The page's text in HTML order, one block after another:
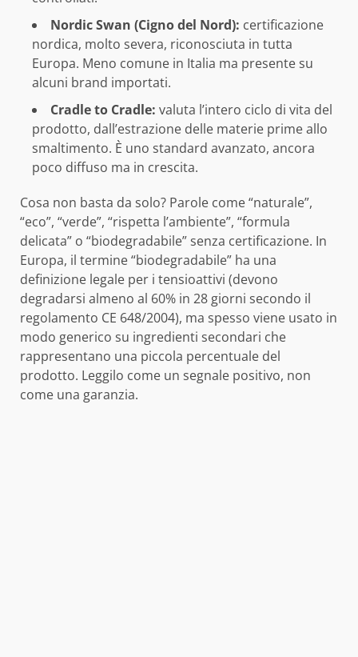
Nordic Swan (Cigno del Nord): certificazione
nordica, molto severa, riconosciuta in tutta
Europa. Meno comune in Italia ma presente su
alcuni brand importati.
Cradle to Cradle: valuta l’intero ciclo di vita del
prodotto, dall’estrazione delle materie prime allo
smaltimento. È uno standard avanzato, ancora
poco diffuso ma in crescita.
Cosa non basta da solo? Parole come “naturale”,
“eco”, “verde”, “rispetta l’ambiente”, “formula
delicata” o “biodegradabile” senza certificazione. In
Europa, il termine “biodegradabile” ha una
definizione legale per i tensioattivi (devono
degradarsi almeno al 60% in 28 giorni secondo il
regolamento CE 648/2004), ma spesso viene usato in
modo generico su ingredienti secondari che
rappresentano una piccola percentuale del
prodotto. Leggilo come un segnale positivo, non
come una garanzia.